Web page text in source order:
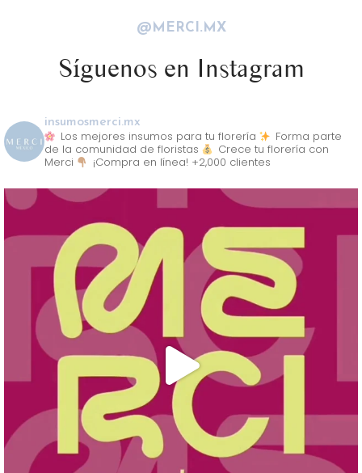
@MERCI.MX
Síguenos en Instagram
insumosmerci.mx
Los mejores insumos para tu florería
Forma parte
de la comunidad de floristas
Crece tu florería con
Merci
¡Compra en línea! +2,000 clientes